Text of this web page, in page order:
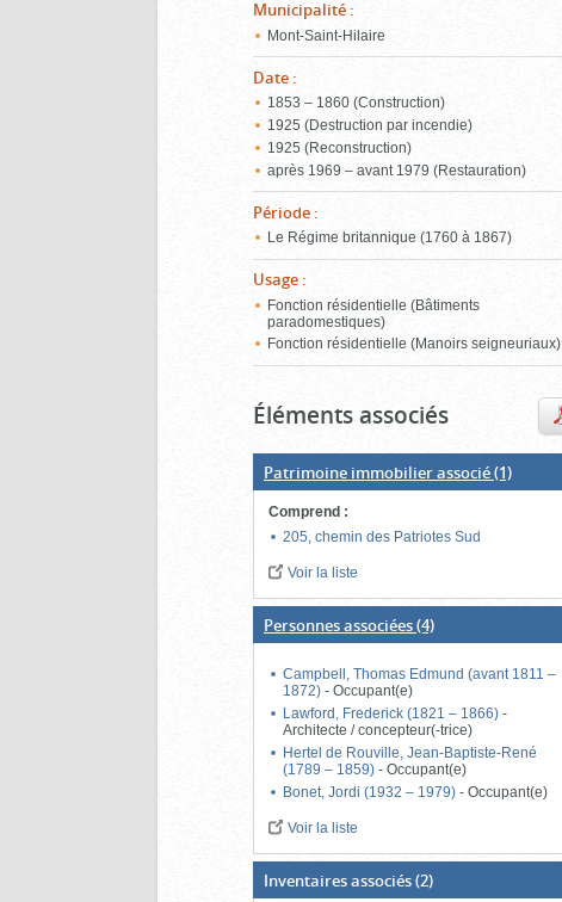
Municipalité :
Mont-Saint-Hilaire
Date :
1853 – 1860 (Construction)
1925 (Destruction par incendie)
1925 (Reconstruction)
après 1969 – avant 1979 (Restauration)
Période :
Le Régime britannique (1760 à 1867)
Usage :
Fonction résidentielle (Bâtiments
paradomestiques)
Fonction résidentielle (Manoirs seigneuriaux)
Éléments associés
Patrimoine immobilier associé(1)
Comprend :
205, chemin des Patriotes Sud
Voir la liste
Personnes associées(4)
Campbell, Thomas Edmund (avant 1811 –
1872)-Occupant(e)
Lawford, Frederick (1821 – 1866)-
Architecte / concepteur(-trice)
Hertel de Rouville, Jean-Baptiste-René
(1789 – 1859)-Occupant(e)
Bonet, Jordi (1932 – 1979)-Occupant(e)
Voir la liste
Inventaires associés(2)